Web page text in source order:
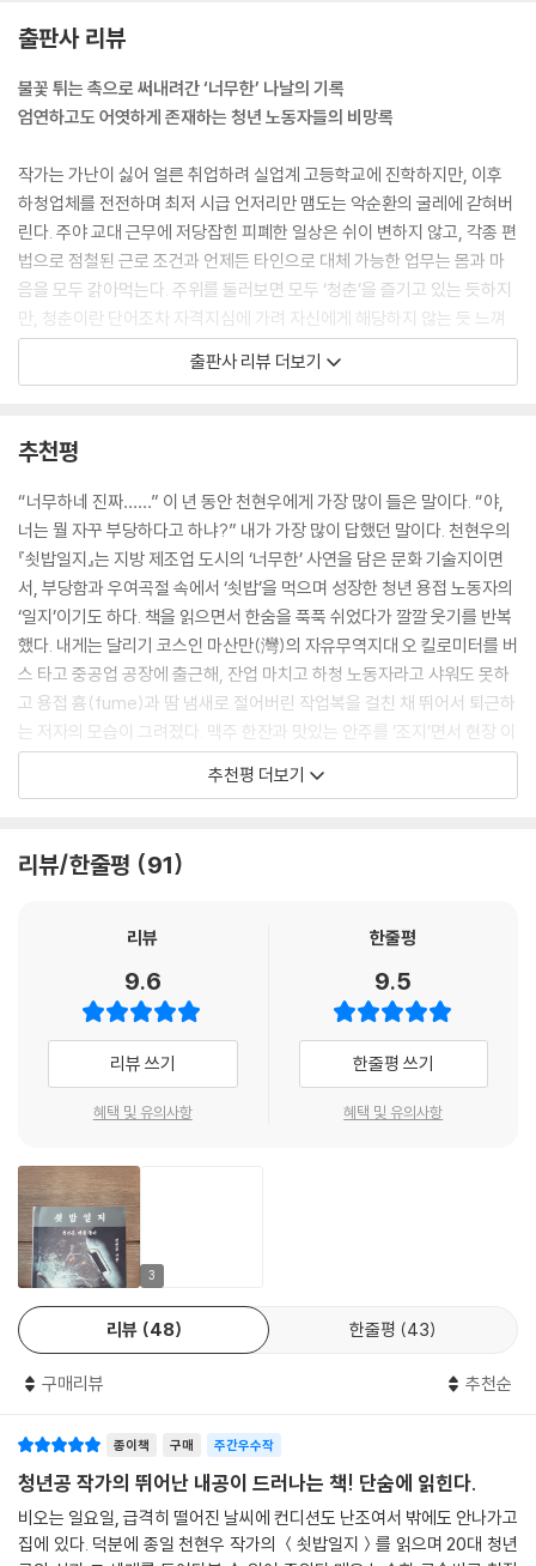
었다. 돌이켜보면 당시의 배배 꼬인 생각은 청춘으로서 누린 혜택이 없기
에 나온 억하심정이었다. 계속 집을 옮겨다니는 동안 제대로 친구를 사귀
지 못했고, 왜소한 몸집과 입에 밴 서울 말씨 때문에 학교 폭력을 당하기 일
남기지 못했다. 게임에 빠진 이유도 이런 환경과 무관하지 않았다. 모니터
속의 세계에선 가난 때문에 차별받지 않았다. 타인에게 거절당해도 상처가
남지 않았고, 혐오하는 이와 적대해도 아무런 부담이 없었다.
--- p.19
학벌을 의식하지 않고 살았다면 거짓말. 수능도 안 봤지만 대학 순위표는
머릿속에 줄곧 각인되어 있었다. 한국에서 명문대란 만병통치약 같아서 어
딜 가나 약발이 들었다. 당장 효성만 해도 현장 쇳밥 수십 년 먹어온 기술자
가 명문대 학식 몇 년 먹은 관리자 눈치를 살폈다. (…) 이제껏 봐온 세상이
대체 그놈의 학벌이 뭐라고 사람들을 줄 세우고 급을 나누게 만드는 걸까?
시퍼런 멍이 진 느낌이었다.
--- p.92
저 너머에서 노동하는 모든 사람. 그들 모두가 그저 살고 싶기에 살아가는
걸까. 죽음에 자꾸 이끌리는 마음을 책임감의 갈고리로 삶까지 끌어당기는
건 아닐까. 내 육신의 죽음만으론 나에게 닥친 불행들까지 죽일 수 없다. 불
행은 내 소중한 사람들에게 옮겨가겠지. 그럴 바에 살아남아 불행과 싸워
이기는 게 낫지 않을까.
--- pp.100~101
“빠꾸해, 빠꾸! 빵꾸 안으로 밀어넣어! 쫄지 마! 빵꾸! 빠꾸! 빵꾸! 빠꾸! 그
--- p.132
때우곤 했다. 결과물은 잘 나오지만 허리와 팔꿈치가 남아나질 않는 방식
이었다. 왜 그리 힘겹게 용접하시느냐 물으니, 형님은 머쓱하게 웃어 보이
고선 “이래 때아놓으면 멋지다 아이가!”라고 하시는 게 아닌가. 그 목소리
엔 용접사의 자부심과 멋스러움, 흡사 조각사나 화가 같은 예술인의 긍지
--- p.230
비교는 일상에서부터 치고 들어왔다. 특히 야간에 잔업 마치고 퇴근길이
고비. 버스 정류장을 지나면 전공 책 안고 시시덕대는 동갑내기들의 모습
이 보였다. 대학생이 아니면 스무 살의 자격이 없는 것처럼 느껴졌다. 친구
들과 만나도 대화가 어긋나는 걸 느낀다. 여가가 거의 없는 삶이라 드라마
나 영화 이야기에 끼지 못했다.
--- p.240
우리가 공장 바닥 전전하며 보낸 이십대는 그저 통장에 찍힌 얄팍한 숫자
따위가 대표할 수 없다. 사회에서 ‘못 배운 놈년들’로 통칭당하며 냉소와 조
소의 대상이 되었던 우리는, 자존감을 찌그러뜨리려는 온갖 압력에 저항한
결과, 삶의 형태에 고하 따윈 없다는 소중한 지혜를 얻었다.
--- p.246
“내가 잘할 수 있겠으예?”
출판사 리뷰
불꽃 튀는 촉으로 써내려간 ‘너무한’ 나날의 기록
엄연하고도 어엿하게 존재하는 청년 노동자들의 비망록
작가는 가난이 싫어 얼른 취업하려 실업계 고등학교에 진학하지만, 이후
하청업체를 전전하며 최저 시급 언저리만 맴도는 악순환의 굴레에 갇혀버
린다. 주야 교대 근무에 저당잡힌 피폐한 일상은 쉬이 변하지 않고, 각종 편
법으로 점철된 근로 조건과 언제든 타인으로 대체 가능한 업무는 몸과 마
음을 모두 갉아먹는다. 주위를 둘러보면 모두 ‘청춘’을 즐기고 있는 듯하지
만, 청춘이란 단어조차 자격지심에 가려 자신에게 해당하지 않는 듯 느껴
지고, 공장 바깥에서는 ‘못 배운 놈’으로 괄시받고, 공장 안에서는 산재를
당해도 찍소리 할 수 없다. “노동강도 생각하면 코웃음 나게 적었지만 내
세를 내고, 끊긴 인터넷도 복구”(45쪽)하는 것일 때, 우리는 아연할 수밖
에 없다.
또 기계처럼 일했고 공장에서 열두 시간을 보냈다. 힘들진 않았다. 다만 허
무했다. 집에 돌아와 샤워하고 영화 한 편이나 애니메이션 네 편 보면 또 회
사. 맘놓고 쉴 수 있는 날은 고작 하루. 그나마도 야간에서 주간 전환 시엔
반나절 남짓. 이 굴레 안에 청춘을 계속 가두어놓는 게 과연 옳은 일일까?
_47쪽
평생 땜질해서는 ‘사람 구실’ 못하리라는 근심어린 동료의 조언, ‘인서울’에
성공한 한 친구의 ‘고작 전문대 나와서 대기업을 갈 수 있느냐’는 비아냥을
들은 끝에 작가는 편입을 도모하지만, 그마저 어머니가 사기를 당해 빚더
미를 안으며 좌절되고 만다. 도무지 월급만으로 빚을 갚을 수 없어 주말 막
‘포터 아저씨’는 용접의 세계를 소개해주는 것은 물론, 편입 실패와 학벌 콤
심을 일깨워준다.
‘용접’은 힘든 노동의 상징처럼 세상에 알려져 있다. 나 역시 달리 생각지
않았다. 눈앞에 태양만큼 눈 따가운 빛이 아른대고 사방으로 벌건 불똥이
튀어대는 위험한 일로 치부했다. 처음으로 용접면을 쓴 순간, 내 짧은 인식
이 얼마나 큰 편견덩어리였는지 깨달았다. 온통 어두운 시야 속, 번뜩이는
불꽃만 남은 망망대해 위에서 치열하며 섬세한 손놀림이 8자를 그리며 흐
같다. 목적지에 도달한 불길이 사그라지고, 지나왔던 길엔 위아래 간격이
똑바른 용접 비드만 남아 철판과 철판 사이를 메우고 있었다. _115쪽
“누가 중소기업의 이런 현실을 알아줄까?
기자? 정치가? 금속노조? 진보 지식인?
아니다. 당사자의 목소리가 없는 공론은 허상일 뿐.”
‘배워두면 어디서든 도움이 된다’는, ‘돈은 안 돼도 손맛은 죽인’다는 소리
펼쳐질 것이란 기대와 달리 현실엔 하청 직원의 서러움과 재해의 위협이
도사리고 있었다. 아주 사소한 지점에서부터 치고 들어오는 정직원-노조
원과의 차별, 산재를 입어 영구 장애를 얻은 동료, 외국인 노동자 혐오는 할
말을 잃게 만든다. 경력이 쌓여도 어김없이 최저 시급으로 시작하는 용접
판과 채 1할도 갚지 못한 빚 앞에서, 우연히 다가든 사랑조차 ‘주제 파악’이
출판사 리뷰 더보기
추천평
“너무하네 진짜……” 이 년 동안 천현우에게 가장 많이 들은 말이다. “야,
너는 뭘 자꾸 부당하다고 하냐?” 내가 가장 많이 답했던 말이다. 천현우의
『쇳밥일지』는 지방 제조업 도시의 ‘너무한’ 사연을 담은 문화 기술지이면
서, 부당함과 우여곡절 속에서 ‘쇳밥’을 먹으며 성장한 청년 용접 노동자의
‘일지’이기도 하다. 책을 읽으면서 한숨을 푹푹 쉬었다가 깔깔 웃기를 반복
했다. 내게는 달리기 코스인 마산만(灣)의 자유무역지대 오 킬로미터를 버
스 타고 중공업 공장에 출근해, 잔업 마치고 하청 노동자라고 샤워도 못하
고 용접 흄(fume)과 땀 냄새로 절어버린 작업복을 걸친 채 뛰어서 퇴근하
는 저자의 모습이 그려졌다. 맥주 한잔과 맛있는 안주를 ‘조지’면서 현장 이
야기를 끊임없이 말과 글로 전하는 유쾌한 저자의 모습도 떠올랐다. 누구
나 들어야 하지만 들을 수 없었던 땀내 나는 청년 노동자들의 목소리를 천
- 양승훈 (『중공업 가족의 유토피아』 저자)
올해 읽은 책 중에서 몰입도가 가장 높았던 책. 하청 노동자로 사는 한 청년
공의 노동일지. 날것의 체험을 고스란히 드러낸 청년공의 꿈과 절망이 너
무나 절절하고 생생하다.
- 장석주 (시인, 소설가)
추천평 더보기
리뷰/한줄평 91
리뷰
9.6
리뷰 쓰기
혜택 및 유의사항
한줄평
9.5
한줄평 쓰기
혜택 및 유의사항
3
리뷰 48 한줄평 43
구매리뷰 추천순
종이책 구매 주간우수작
청년공 작가의 뛰어난 내공이 드러나는 책! 단숨에 읽힌다.
비오는 일요일, 급격히 떨어진 날씨에 컨디션도 난조여서 밖에도 안나가고
집에 있다. 덕분에 종일 천현우 작가의 ＜쇳밥일지＞를 읽으며 20대 청년